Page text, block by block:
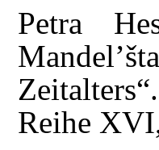
Petra
Reihe